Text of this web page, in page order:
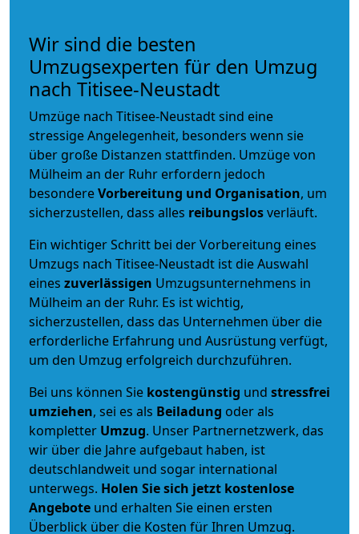
Wir sind die besten
Umzugsexperten für den Umzug
nach Titisee-Neustadt
Umzüge nach Titisee-Neustadt sind eine
stressige Angelegenheit, besonders wenn sie
über große Distanzen stattfinden. Umzüge von
Mülheim an der Ruhr erfordern jedoch
besondereVorbereitung und Organisation, um
sicherzustellen, dass alles reibungslosverläuft.
Ein wichtiger Schritt bei der Vorbereitung eines
Umzugs nach Titisee-Neustadt ist die Auswahl
eines zuverlässigen Umzugsunternehmens in
Mülheim an der Ruhr. Es ist wichtig,
sicherzustellen, dass das Unternehmen über die
erforderliche Erfahrung und Ausrüstung verfügt,
um den Umzug erfolgreich durchzuführen.
Bei uns können Sie kostengünstig und stressfrei
umziehen, sei es als Beiladung oder als
kompletter Umzug. Unser Partnernetzwerk, das
wir über die Jahre aufgebaut haben, ist
deutschlandweit und sogar international
unterwegs. Holen Sie sich jetzt kostenlose
Angebote und erhalten Sie einen ersten
Überblick über die Kosten für Ihren Umzug.